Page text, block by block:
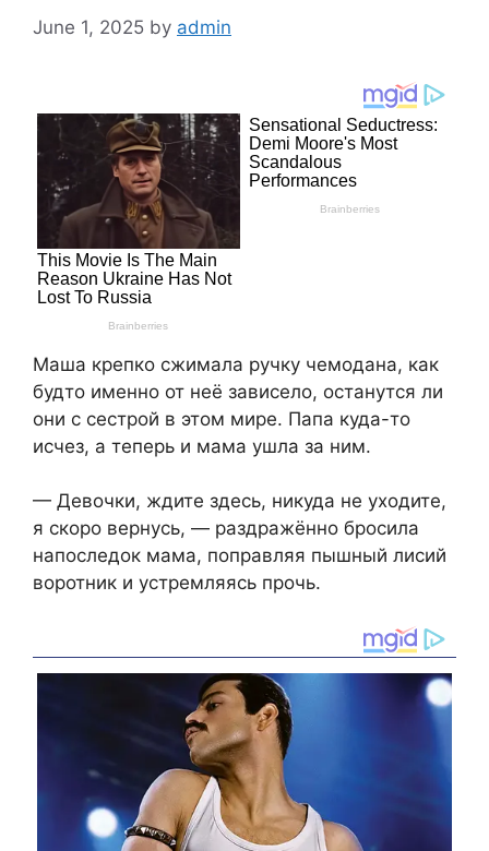
June 1, 2025 by admin
Маша крепко сжимала ручку чемодана, как
будто именно от неё зависело, останутся ли
они с сестрой в этом мире. Папа куда-то
исчез, а теперь и мама ушла за ним.
— Девочки, ждите здесь, никуда не уходите,
я скоро вернусь, — раздражённо бросила
напоследок мама, поправляя пышный лисий
воротник и устремляясь прочь.